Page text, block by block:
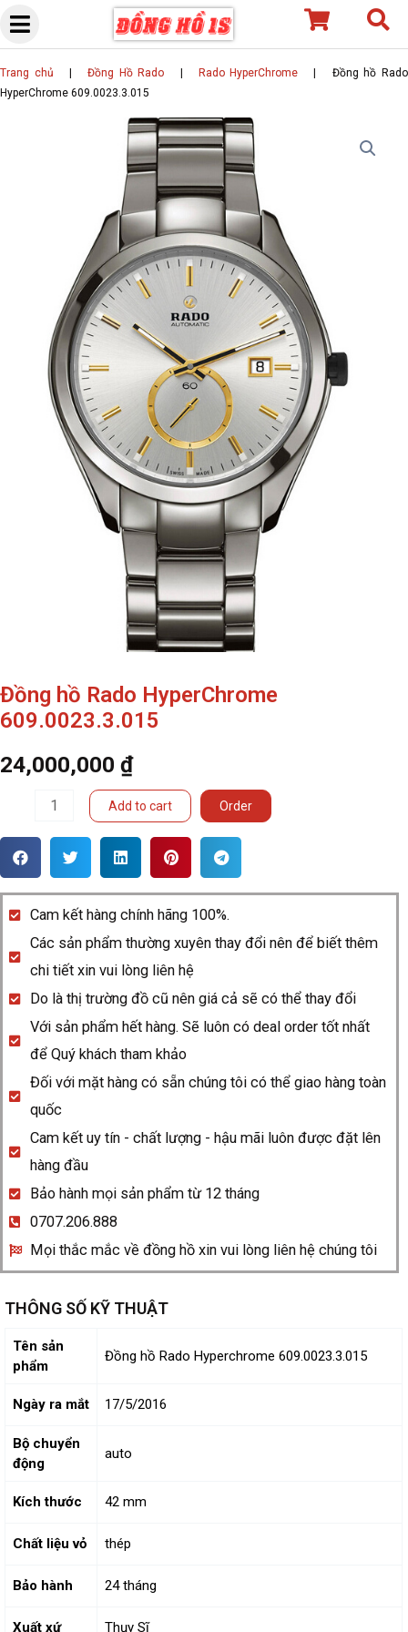
Skip
content
Trang chủ Đồng Hồ Rado Rado HyperChrome
Đồng hồ Rado
HyperChrome 609.0023.3.015
Đồng hồ Rado HyperChrome
609.0023.3.015
24,000,000 ₫
Rado
609.0023.3.015
quantity
Add to cart Order
Cam kết hàng chính hãng 100%.
Các sản phẩm thường xuyên thay đổi nên để biết thêm
chi tiết xin vui lòng liên hệ
Do là thị trường đồ cũ nên giá cả sẽ có thể thay đổi
Với sản phẩm hết hàng. Sẽ luôn có deal order tốt nhất
để Quý khách tham khảo
Đối với mặt hàng có sẵn chúng tôi có thể giao hàng toàn
quốc
Cam kết uy tín - chất lượng - hậu mãi luôn được đặt lên
hàng đầu
Bảo hành mọi sản phẩm từ 12 tháng
0707.206.888
Mọi thắc mắc về đồng hồ xin vui lòng liên hệ chúng tôi
THÔNG SỐ KỸ THUẬT
Tên sản
phẩm
Đồng hồ Rado Hyperchrome 609.0023.3.015
Ngày ra mắt 17/5/2016
Bộ chuyển
động
auto
Kích thước 42 mm
Chất liệu vỏ thép
Bảo hành 24 tháng
Xuất xứ Thụy Sĩ